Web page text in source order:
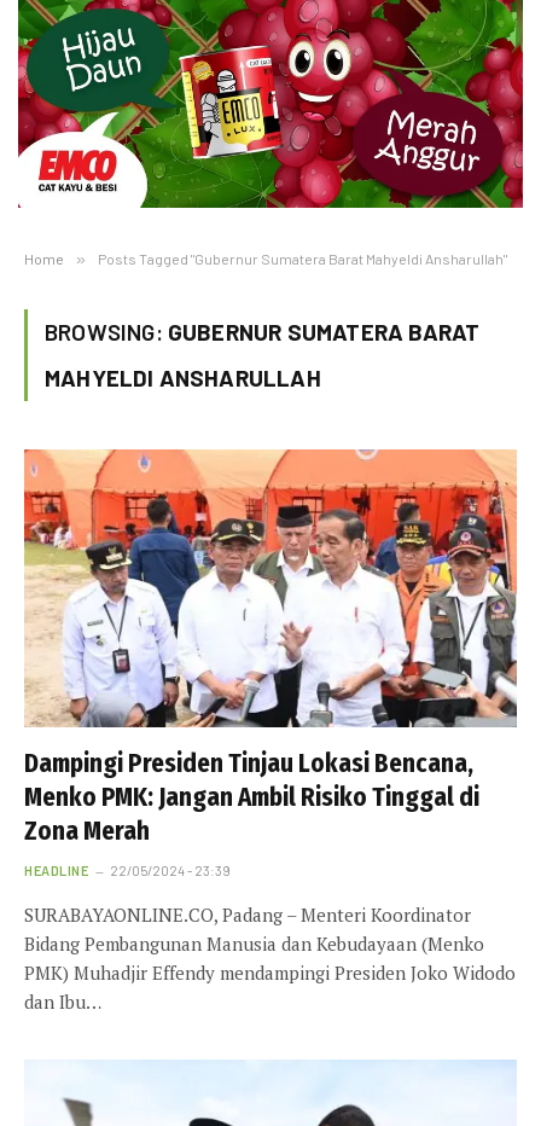
Home » Posts Tagged "Gubernur Sumatera Barat Mahyeldi Ansharullah"
BROWSING: GUBERNUR SUMATERA BARAT
MAHYELDI ANSHARULLAH
Dampingi Presiden Tinjau Lokasi Bencana,
Menko PMK: Jangan Ambil Risiko Tinggal di
Zona Merah
HEADLINE 22/05/2024 - 23:39
SURABAYAONLINE.CO, Padang – Menteri Koordinator
Bidang Pembangunan Manusia dan Kebudayaan (Menko
PMK) Muhadjir Effendy mendampingi Presiden Joko Widodo
dan Ibu…